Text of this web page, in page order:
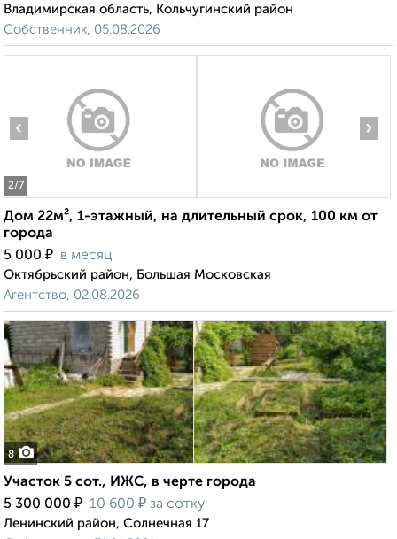
Владимирская область, Кольчугинский район
Собственник, 05.08.2026
2/7
‹ ›
Дом 22м², 1-этажный, на длительный срок, 100 км от
города
5 000 ₽ в месяц
Октябрьский район, Большая Московская
Агентство, 02.08.2026
8
Участок 5 сот., ИЖС, в черте города
5 300 000 ₽ 10 600 ₽ за сотку
Ленинский район, Солнечная 17